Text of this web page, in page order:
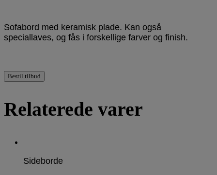
Sofabord med keramisk plade. Kan også
speciallaves, og fås i forskellige farver og finish.
Bestil tilbud
Relaterede varer
Sideborde